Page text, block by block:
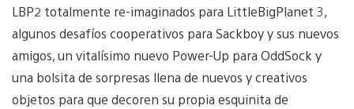
LBP2 totalmente re-imaginados para LittleBigPlanet 3,
algunos desafíos cooperativos para Sackboy y sus nuevos
amigos, un vitalísimo nuevo Power-Up para OddSock y
una bolsita de sorpresas llena de nuevos y creativos
objetos para que decoren su propia esquinita de